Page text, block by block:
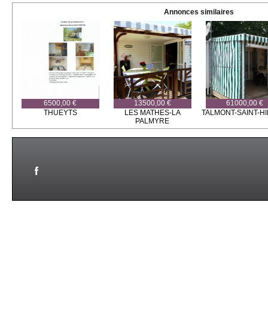
Annonces similaires
6500,00 €
THUEYTS
13500,00 €
LES MATHES-LA
PALMYRE
61000,00 €
TALMONT-SAINT-